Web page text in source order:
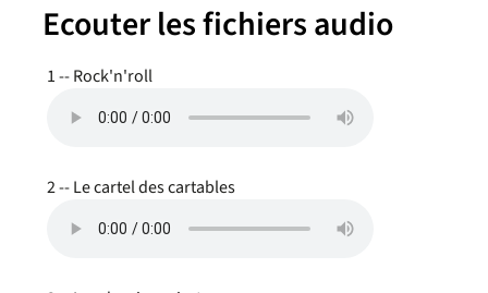
Ecouter les fichiers audio
1 -- Rock'n'roll
2 -- Le cartel des cartables